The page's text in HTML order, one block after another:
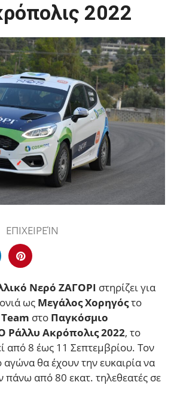
2022
ΕΠΙΧΕΙΡΕΊΝ
Νερό ΖΑΓΟΡΙ στηρίζει για
ως Μεγάλος Χορηγόςτο
Team στο Παγκόσμιο
Ράλλυ Ακρόπολις 2022, το
από 8 έως 11 Σεπτεμβρίου. Τον
θα έχουν την ευκαιρία να
από 80 εκατ. τηλεθεατές σε